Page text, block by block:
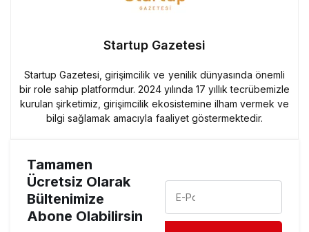
Startup Gazetesi
Startup Gazetesi, girişimcilik ve yenilik dünyasında önemli
bir role sahip platformdur. 2024 yılında 17 yıllık tecrübemizle
kurulan şirketimiz, girişimcilik ekosistemine ilham vermek ve
bilgi sağlamak amacıyla faaliyet göstermektedir.
Tamamen
Ücretsiz Olarak
Bültenimize
Abone Olabilirsin